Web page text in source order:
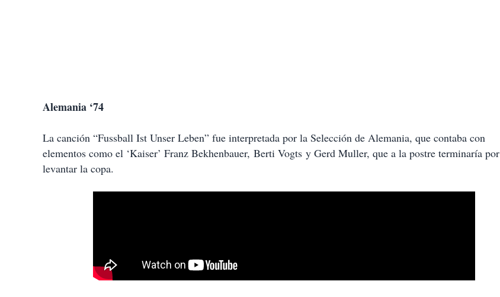
Alemania ‘74
La canción “Fussball Ist Unser Leben” fue interpretada por la Selección de Alemania, que contaba con
elementos como el ‘Kaiser’ Franz Bekhenbauer, Berti Vogts y Gerd Muller, que a la postre terminaría por
levantar la copa.